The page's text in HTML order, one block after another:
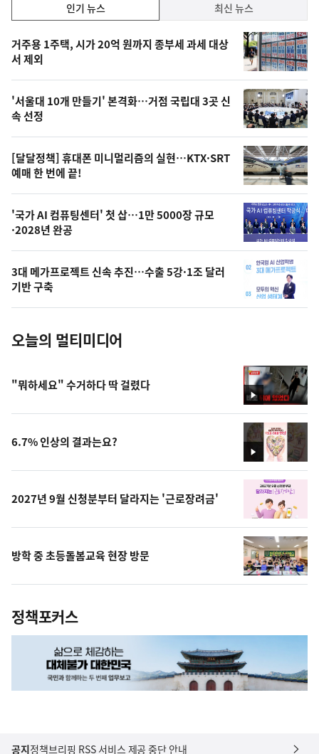
기,
최
신,
오
늘
의
영
상
오
늘
사
진
인기 뉴스 최신 뉴스
기
뉴
스
거주용 1주택, 시가 20억 원까지 종부세 과세 대상
서 제외
'서울대 10개 만들기' 본격화…거점 국립대 3곳 신
속 선정
[달달정책] 휴대폰 미니멀리즘의 실현…KTX·SRT
예매 한 번에 끝!
'국가 AI 컴퓨팅센터' 첫 삽…1만 5000장 규모
·2028년 완공
3대 메가프로젝트 신속 추진…수출 5강·1조 달러
기반 구축
오늘의 멀티미디어
영
상
"뭐하세요" 수거하다 딱 걸렸다
영
상
6.7% 인상의 결과는요?
2027년 9월 신청분부터 달라지는 '근로장려금'
방학 중 초등돌봄교육 현장 방문
정책포커스
공지정책브리핑 RSS 서비스 제공 중단 안내